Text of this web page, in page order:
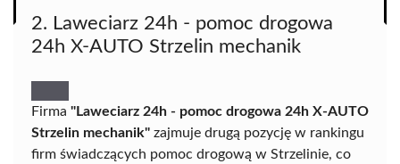
2. Laweciarz 24h - pomoc drogowa
24h X-AUTO Strzelin mechanik
Firma "Laweciarz 24h - pomoc drogowa 24h X-AUTO
Strzelin mechanik" zajmuje drugą pozycję w rankingu
firm świadczących pomoc drogową w Strzelinie, co